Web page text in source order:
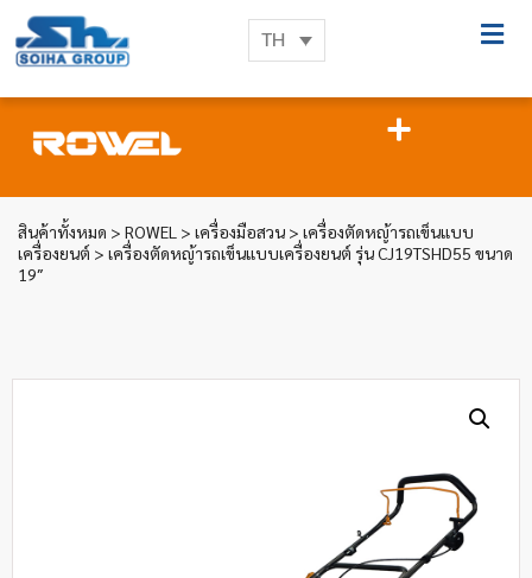
TH
สินค้าทั้งหมด > ROWEL > เครื่องมือสวน > เครื่องตัดหญ้ารถเข็นแบบ
เครื่องยนต์ > เครื่องตัดหญ้ารถเข็นแบบเครื่องยนต์ รุ่น CJ19TSHD55 ขนาด
19″